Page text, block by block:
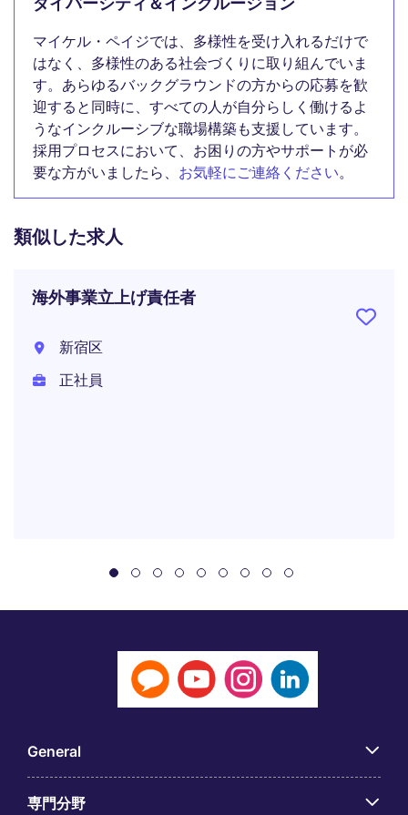
マイケル・ペイジでは、多様性を受け入れるだけで
はなく、多様性のある社会づくりに取り組んでいま
す。あらゆるバックグラウンドの方からの応募を歓
迎すると同時に、すべての人が自分らしく働けるよ
うなインクルーシブな職場構築も支援しています。
採用プロセスにおいて、お困りの方やサポートが必
要な方がいましたら、 お気軽にご連絡ください。
類似した求人
海外事業立上げ責任者
新宿区
正社員
General
専門分野